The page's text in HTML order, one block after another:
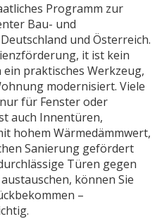
Programm zur
Bau- und
und Österreich.
, it ist kein
praktisches Werkzeug,
modernisiert. Viele
für Fenster oder
auch Innentüren,
hohem Wärmedämmwert,
Sanierung gefördert
Türen gegen
können Sie
–